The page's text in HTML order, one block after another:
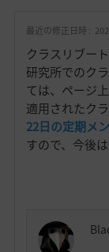
最近の修正日時 :
クラスリブー
研究所でのク
ては、ページ
適用されたク
22日の定期メ
すので、今後